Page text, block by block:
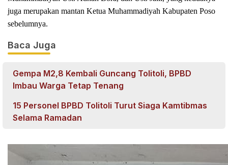
juga merupakan mantan Ketua Muhammadiyah Kabupaten Poso
sebelumnya.
Baca Juga
Gempa M2,8 Kembali Guncang Tolitoli, BPBD
Imbau Warga Tetap Tenang
15 Personel BPBD Tolitoli Turut Siaga Kamtibmas
Selama Ramadan